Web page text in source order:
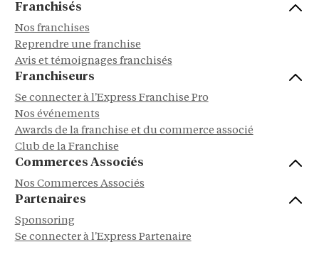
Franchisés
Nos franchises
Reprendre une franchise
Avis et témoignages franchisés
Franchiseurs
Se connecter à l'Express Franchise Pro
Nos événements
Awards de la franchise et du commerce associé
Club de la Franchise
Commerces Associés
Nos Commerces Associés
Partenaires
Sponsoring
Se connecter à l'Express Partenaire